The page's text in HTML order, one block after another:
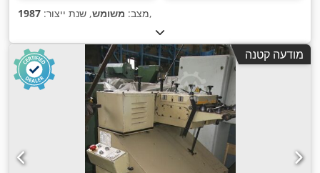
מצב: משומש, שנת ייצור: 1987 ,
מודעה קטנה